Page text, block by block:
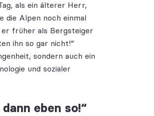
als ein älterer Herr,
die Alpen noch einmal
er früher als Bergsteiger
ihn so gar nicht!“
sondern auch ein
und sozialer
eben so!“